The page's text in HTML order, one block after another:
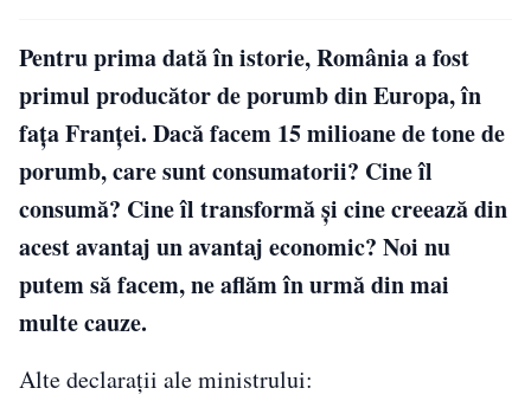
Pentru prima dată în istorie, România a fost
primul producător de porumb din Europa, în
fața Franței. Dacă facem 15 milioane de tone de
porumb, care sunt consumatorii? Cine îl
consumă? Cine îl transformă și cine creează din
acest avantaj un avantaj economic? Noi nu
putem să facem, ne aflăm în urmă din mai
multe cauze.
Alte declarații ale ministrului: